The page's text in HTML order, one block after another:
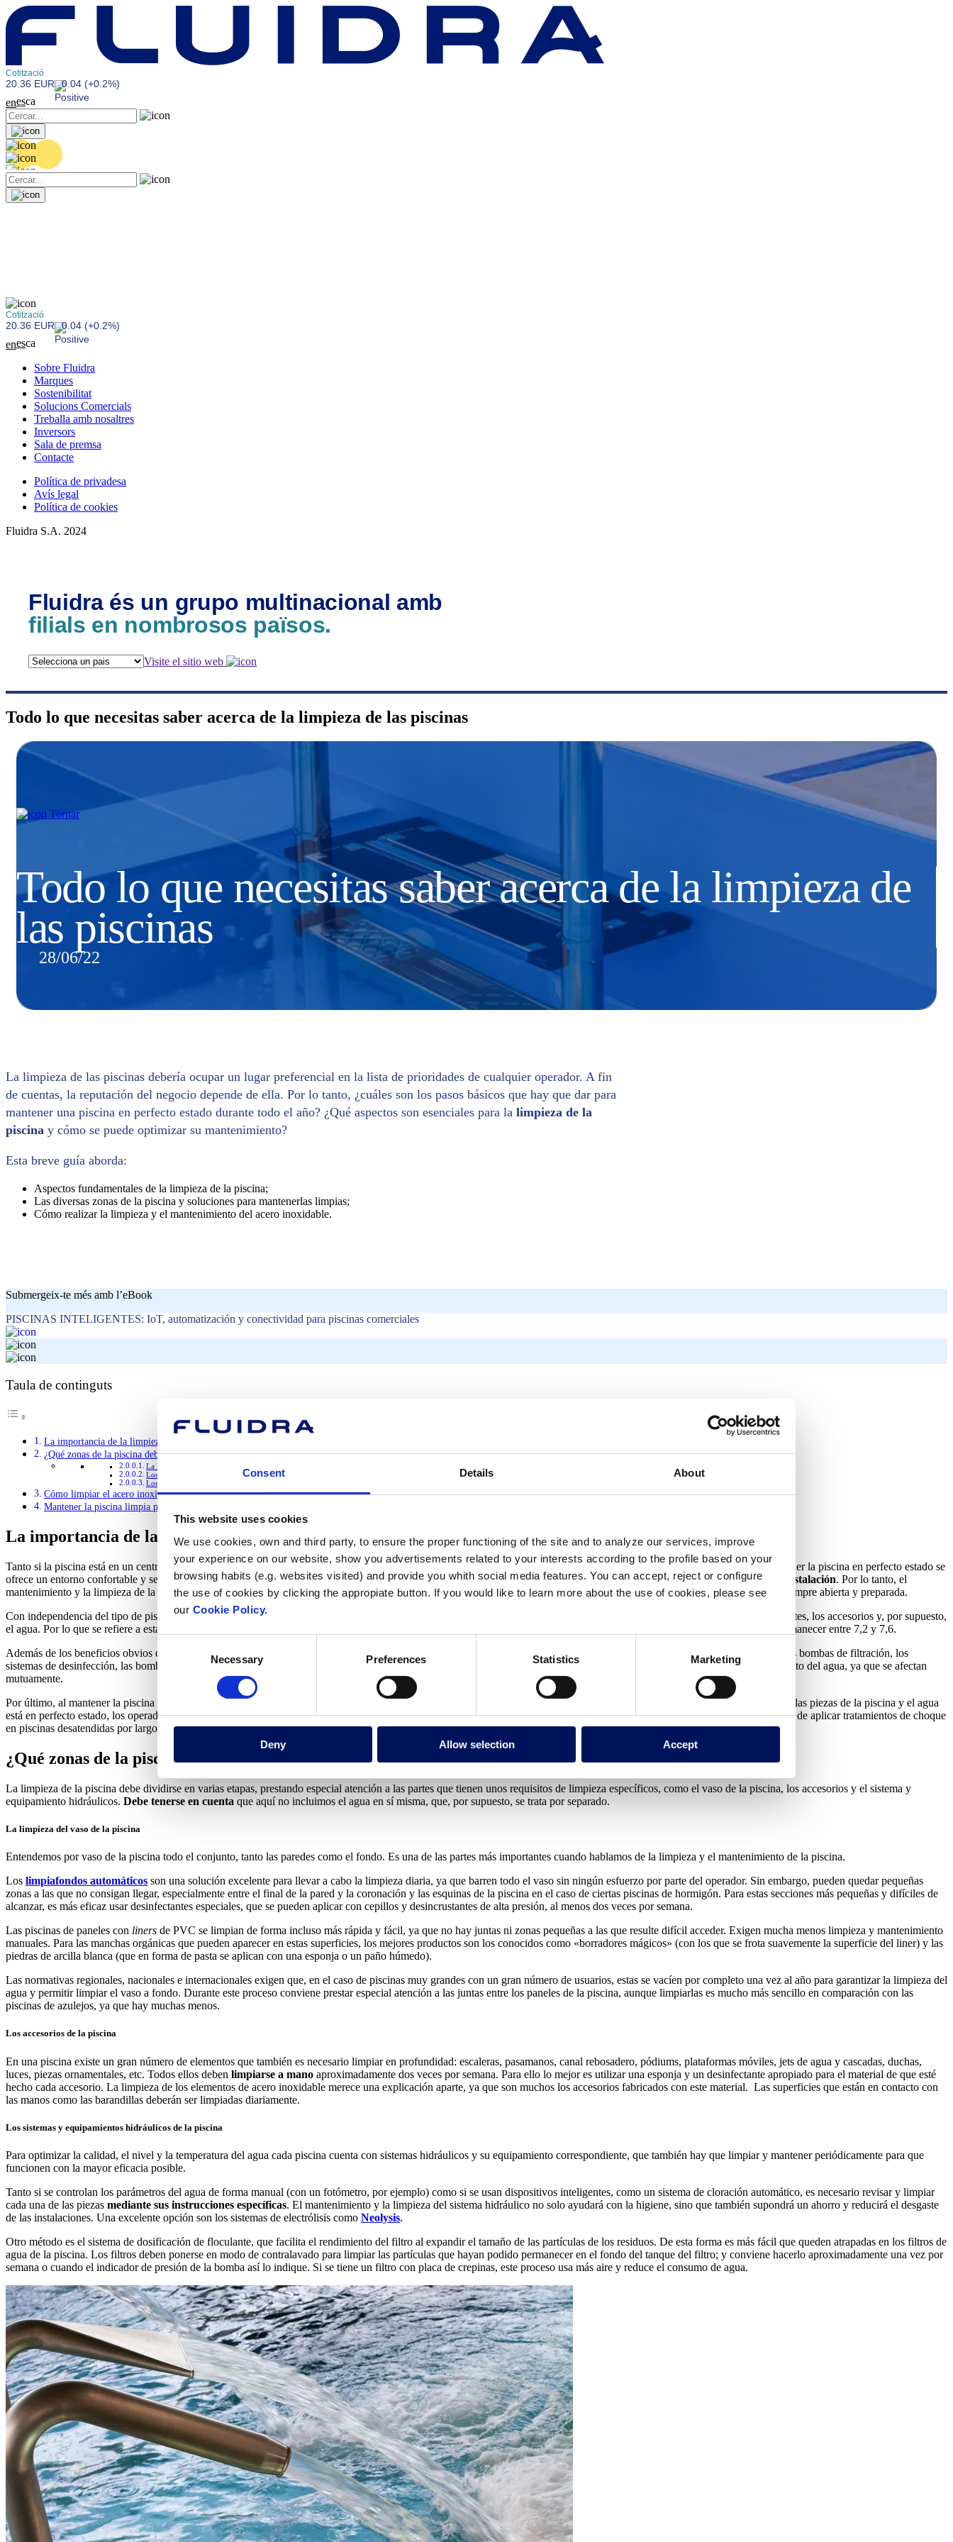
Consent Details About
This website uses cookies
We use cookies, own and third party, to ensure the proper functioning of the site and to analyze our services, improve
your experience on our website, show you advertisements related to your interests according to the profile based on your
browsing habits (e.g. websites visited) and provide you whith social media features. You can accept, reject or configure
the use of cookies by clicking the appropiate button. If you would like to learn more about the use of cookies, please see
our Cookie Policy.
Selection
Necessary Preferences Statistics Marketing
Deny Allow selection Accept
Cotització
20.36 EUR 0.04 (+0.2%)
enesca
Cotització
20.36 EUR 0.04 (+0.2%)
enesca
Sobre Fluidra
Marques
Sostenibilitat
Solucions Comercials
Treballa amb nosaltres
Inversors
Sala de premsa
Contacte
Política de privadesa
Avís legal
Política de cookies
Fluidra S.A. 2024
Fluidra és un grupo multinacional amb
filials en nombrosos països.
Visite el sitio web
Todo lo que necesitas saber acerca de la limpieza de las piscinas
Tornar
Todo lo que necesitas saber acerca de la limpieza de
las piscinas
28/06/22
La limpieza de las piscinas debería ocupar un lugar preferencial en la lista de prioridades de cualquier operador. A fin
de cuentas, la reputación del negocio depende de ella. Por lo tanto, ¿cuáles son los pasos básicos que hay que dar para
mantener una piscina en perfecto estado durante todo el año? ¿Qué aspectos son esenciales para la limpieza de la
piscina y cómo se puede optimizar su mantenimiento?
Esta breve guía aborda:
Aspectos fundamentales de la limpieza de la piscina;
Las diversas zonas de la piscina y soluciones para mantenerlas limpias;
Cómo realizar la limpieza y el mantenimiento del acero inoxidable.
Submergeix-te més amb l’eBook
PISCINAS INTELIGENTES: IoT, automatización y conectividad para piscinas comerciales
Taula de continguts
La importancia de la limpieza de la piscina
¿Qué zonas de la piscina deben limpiarse y cómo?
La limpieza del vaso de la piscina
Los accesorios de la piscina
Los sistemas y equipamientos hidráulicos de la piscina
Cómo limpiar el acero inoxidable
Mantener la piscina limpia para lograr un rendimiento óptimo
La importancia de la limpieza de la piscina
Tanto si la piscina está en un centro recreativo, una instalación deportiva o unhotel o resort, la rutina de mantenimiento y limpieza de la piscina debe ser una prioridad. Al mantener la piscina en perfecto estado se
ofrece un entorno confortable y seguro a los posibles usuarios, que pueden relajarse o practicar actividades deportivas, a la vez que se contribuye ala buena reputación de la instalación. Por lo tanto, el
mantenimiento y la limpieza de la piscina son elementos fundamentales para garantizar el buen rendimiento de cualquier piscina pública, ya que contribuirán a tener la piscina siempre abierta y preparada.
Con independencia del tipo de piscina de que se trate, lo que entendemos por limpieza viene siempre determinado por el mismo conjunto de factores: la higiene de los componentes, los accesorios y, por supuesto,
el agua. Por lo que se refiere a esta última, es necesario evaluar toda una serie de parámetros relacionados con la calidad, incluidos elementos clave como el pH, que debería permanecer entre 7,2 y 7,6.
Además de los beneficios obvios de mantener la piscina limpia, se evita que el agua se enturbie y se puede conseguir
alargar la vida de los componentes y accesorios, como las bombas de filtración, los
sistemas de desinfección, las bombas de calor, los deshumidificadores, etc. La limpieza de la piscina está directamente relacionada con el rendimiento de los sistemas de tratamiento del agua, ya que se afectan
mutuamente.
Por último, al mantener la piscina limpia se consigue un
impacto positivo sobre la sostenibilidad
, el uso de la energía, los costes y los beneficios. Si se mantienen limpias todas las piezas de la piscina y el agua
está en perfecto estado, los operadores pueden reducir el gasto en productos desinfectantes. También pueden evitar picos en el consumo energético relacionados con la necesidad de aplicar tratamientos de choque
en piscinas desatendidas por largos periodos.
¿Qué zonas de la piscina deben limpiarse y cómo?
La limpieza de la piscina debe dividirse en varias etapas, prestando especial atención a las partes que tienen unos requisitos de limpieza específicos, como el vaso de la piscina, los accesorios y el sistema y
equipamiento hidráulicos. Debe tenerse en cuenta que aquí no incluimos el agua en sí misma, que, por supuesto, se trata por separado.
La limpieza del vaso de la piscina
Entendemos por vaso de la piscina todo el conjunto, tanto las paredes como el fondo. Es una de las partes más importantes cuando hablamos de la limpieza y el mantenimiento de la piscina.
Los limpiafondos automáticos son una solución excelente para llevar a cabo la limpieza diaria, ya que barren todo el vaso sin ningún esfuerzo por parte del operador. Sin embargo, pueden quedar pequeñas
zonas a las que no consigan llegar, especialmente entre el final de la pared y la coronación y las esquinas de la piscina en el caso de ciertas piscinas de hormigón. Para estas secciones más pequeñas y difíciles de
alcanzar, es más eficaz usar desinfectantes especiales, que se pueden aplicar con cepillos y desincrustantes de alta presión, al menos dos veces por semana.
Las piscinas de paneles con liners de PVC se limpian de forma incluso más rápida y fácil, ya que no hay juntas ni zonas pequeñas a las que resulte difícil acceder. Exigen mucha menos limpieza y mantenimiento
manuales. Para las manchas orgánicas que pueden aparecer en estas superficies, los mejores productos son los conocidos como «borradores mágicos» (con los que se frota suavemente la superficie del liner) y las
piedras de arcilla blanca (que en forma de pasta se aplican con una esponja o un paño húmedo).
Las normativas regionales, nacionales e internacionales exigen que, en el caso de piscinas muy grandes con un gran número de usuarios, estas se vacíen por completo una vez al año para garantizar la limpieza del
agua y permitir limpiar el vaso a fondo. Durante este proceso conviene prestar especial atención a las juntas entre los paneles de la piscina, aunque limpiarlas es mucho más sencillo en comparación con las
piscinas de azulejos, ya que hay muchas menos.
Los accesorios de la piscina
En una piscina existe un gran número de elementos que también es necesario limpiar en profundidad: escaleras, pasamanos, canal rebosadero, pódiums, plataformas móviles, jets de agua y cascadas, duchas,
luces, piezas ornamentales, etc. Todos ellos deben limpiarse a mano aproximadamente dos veces por semana. Para ello lo mejor es utilizar una esponja y un desinfectante apropiado para el material de que esté
hecho cada accesorio. La limpieza de los elementos de acero inoxidable merece una explicación aparte, ya que son muchos los accesorios fabricados con este material. Las superficies que están en contacto con
las manos como las barandillas deberán ser limpiadas diariamente.
Los sistemas y equipamientos hidráulicos de la piscina
Para optimizar la calidad, el nivel y la temperatura del agua cada piscina cuenta con sistemas hidráulicos y su equipamiento correspondiente, que también hay que limpiar y mantener periódicamente para que
funcionen con la mayor eficacia posible.
Tanto si se controlan los parámetros del agua de forma manual (con un fotómetro, por ejemplo) como si se usan dispositivos inteligentes, como un sistema de cloración automático, es necesario revisar y limpiar
cada una de las piezas mediante sus instrucciones específicas. El mantenimiento y la limpieza del sistema hidráulico no solo ayudará con la higiene, sino que también supondrá un ahorro y reducirá el desgaste
de las instalaciones. Una excelente opción son los sistemas de electrólisis como Neolysis.
Otro método es el sistema de dosificación de floculante, que facilita el rendimiento del filtro al expandir el tamaño de las partículas de los residuos. De esta forma es más fácil que queden atrapadas en los filtros de
agua de la piscina. Los filtros deben ponerse en modo de contralavado para limpiar las partículas que hayan podido permanecer en el fondo del tanque del filtro; y conviene hacerlo aproximadamente una vez por
semana o cuando el indicador de presión de la bomba así lo indique. Si se tiene un filtro con placa de crepinas, este proceso usa más aire y reduce el consumo de agua.